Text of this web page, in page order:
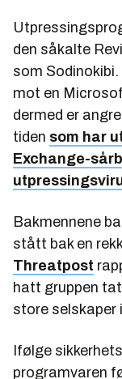
den såkalte
som
mot en
dermed er
tiden som har
Exchange-
Bakmennene
stått bak en
Threatpost
hatt gruppen
store selskaper
Ifølge
programvaren